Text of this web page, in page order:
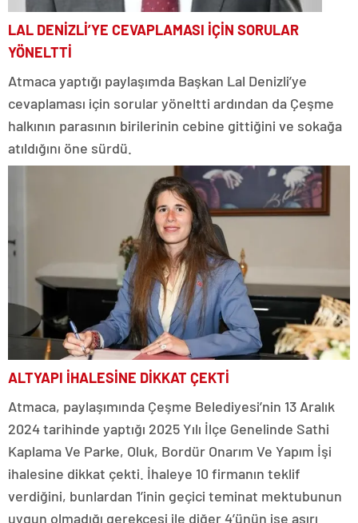
LAL DENİZLİ’YE CEVAPLAMASI İÇİN SORULAR
YÖNELTTİ
Atmaca yaptığı paylaşımda Başkan Lal Denizli’ye
cevaplaması için sorular yöneltti ardından da Çeşme
halkının parasının birilerinin cebine gittiğini ve sokağa
atıldığını öne sürdü.
ALTYAPI İHALESİNE DİKKAT ÇEKTİ
Atmaca, paylaşımında Çeşme Belediyesi’nin 13 Aralık
2024 tarihinde yaptığı 2025 Yılı İlçe Genelinde Sathi
Kaplama Ve Parke, Oluk, Bordür Onarım Ve Yapım İşi
ihalesine dikkat çekti. İhaleye 10 firmanın teklif
verdiğini, bunlardan 1’inin geçici teminat mektubunun
uygun olmadığı gerekçesi ile diğer 4’ünün ise aşırı